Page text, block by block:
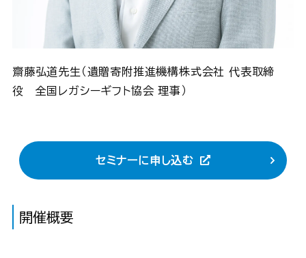
齋藤弘道先生（遺贈寄附推進機構株式会社 代表取締
役 全国レガシーギフト協会 理事）
セミナーに申し込む
開催概要